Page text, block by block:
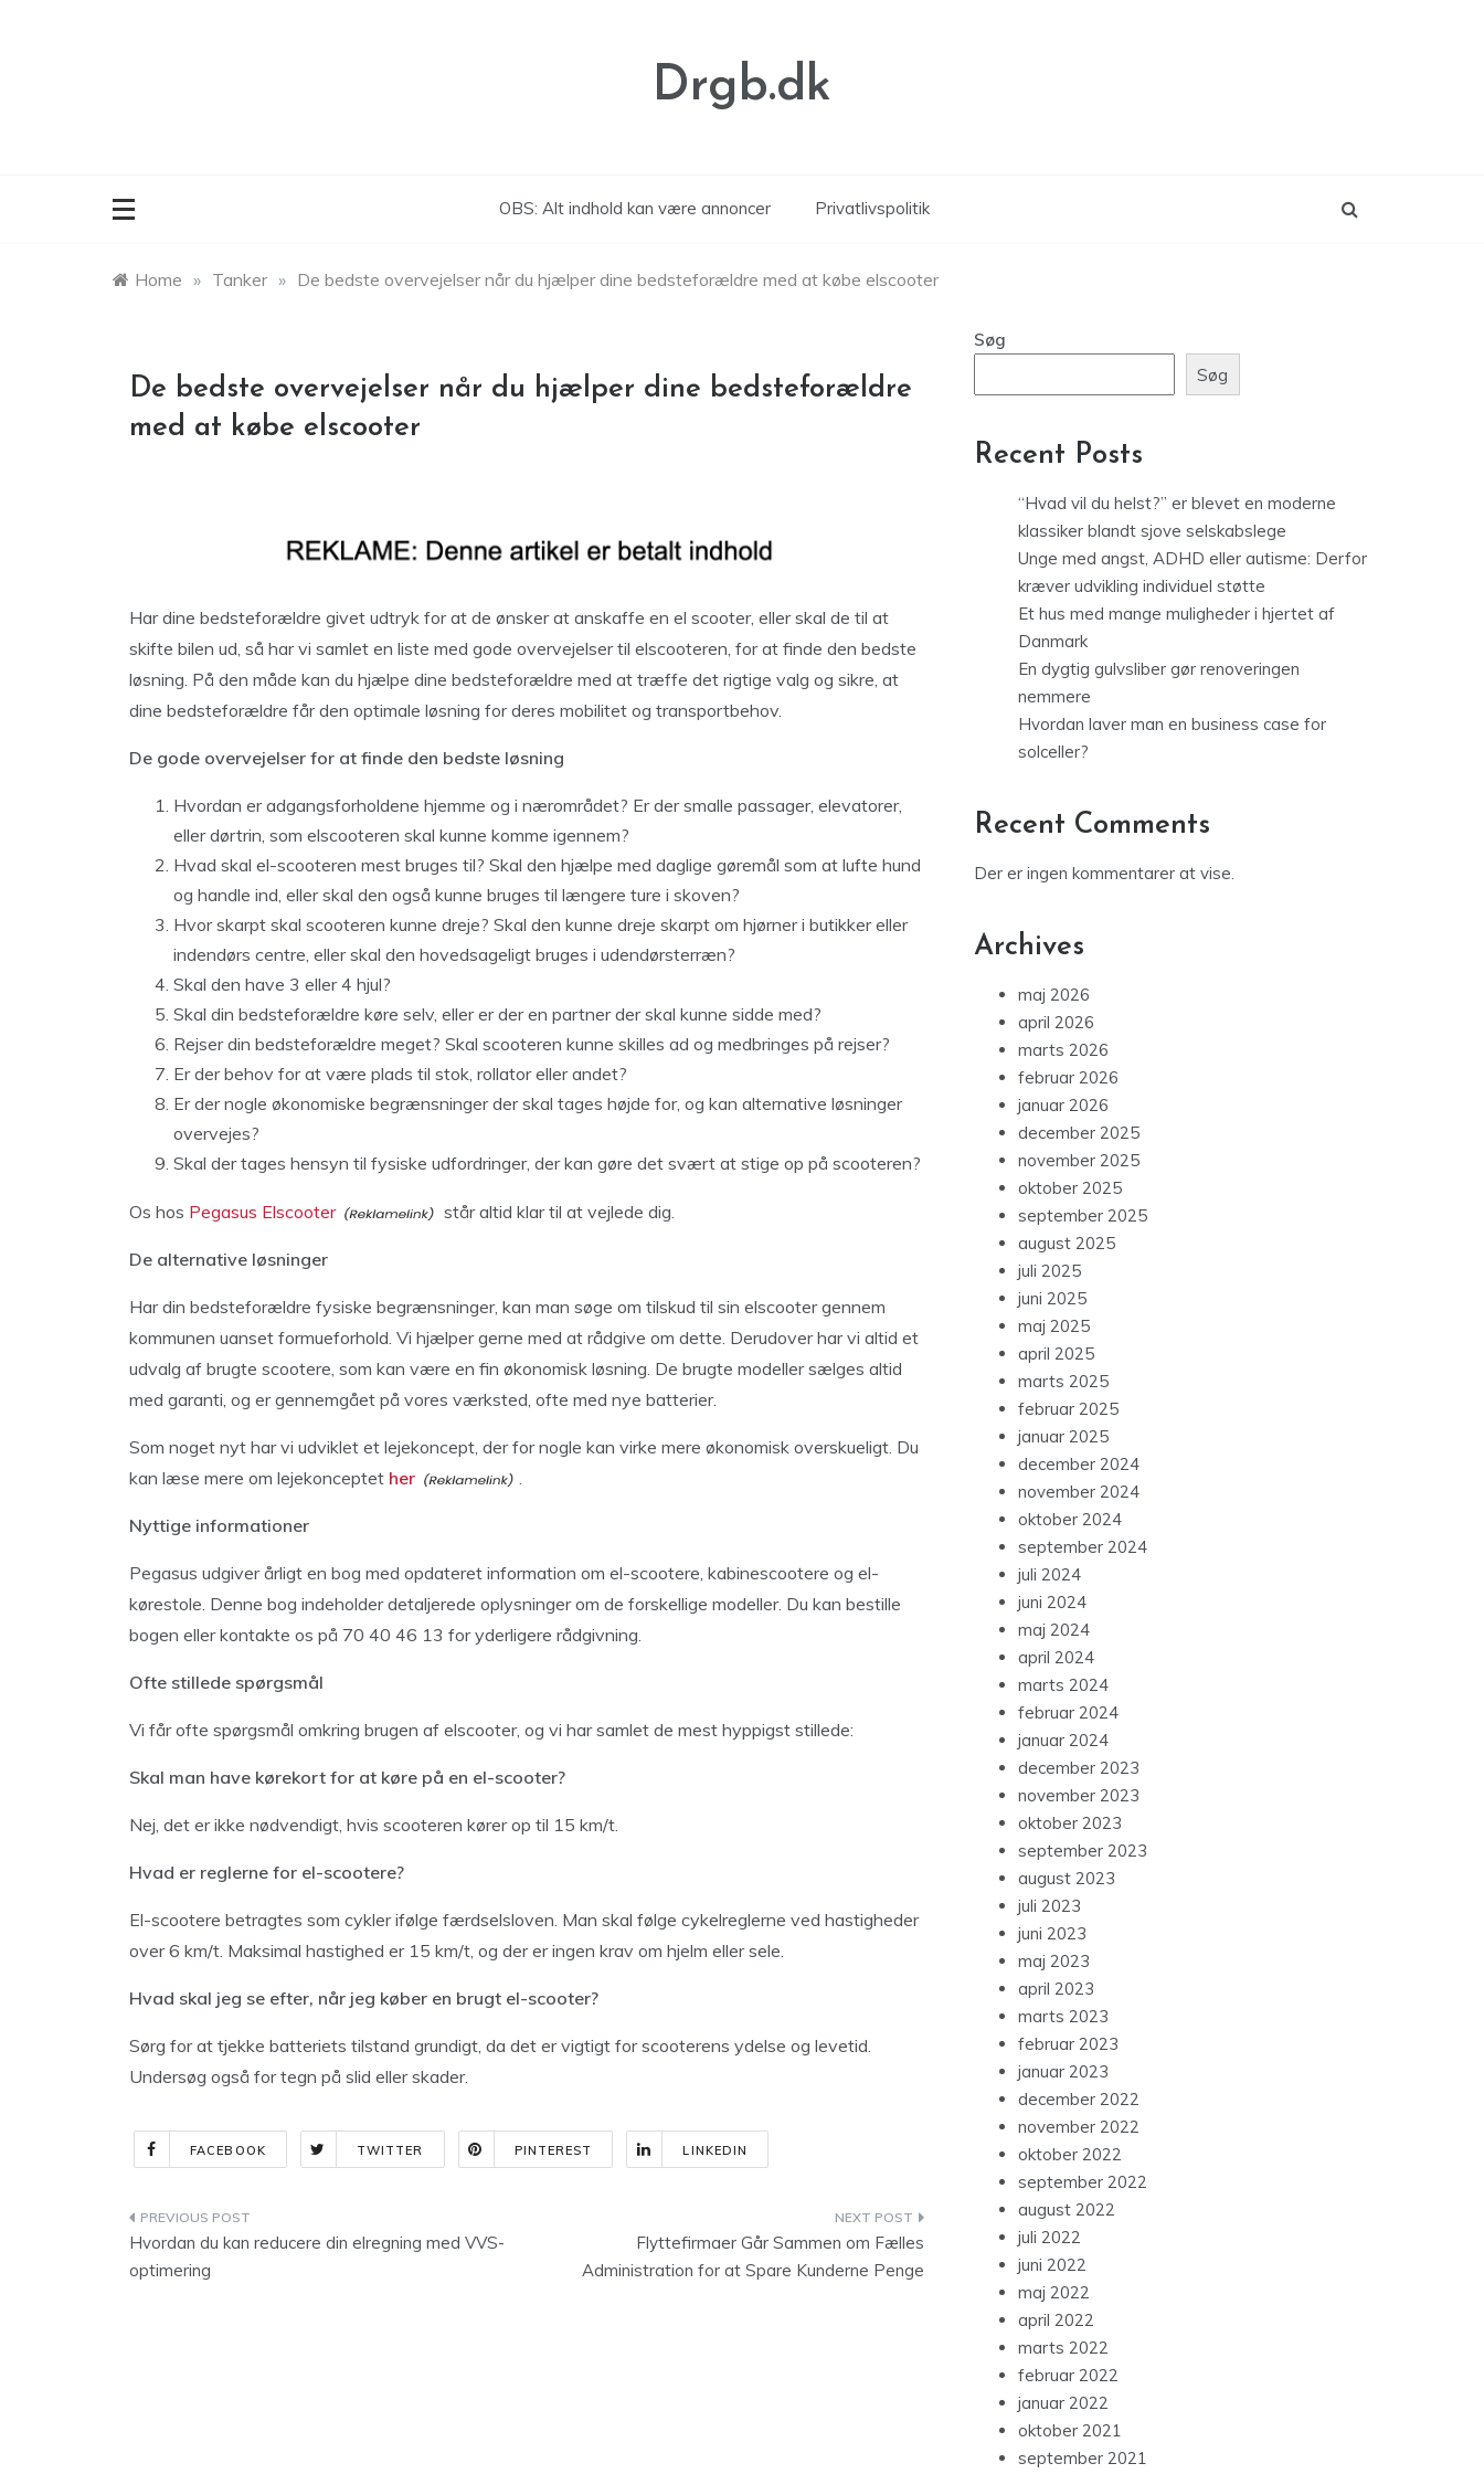
Drgb.dk
OBS: Alt indhold kan være annoncer Privatlivspolitik
Home » Tanker » De bedste overvejelser når du hjælper dine bedsteforældre med at købe elscooter
De bedste overvejelser når du hjælper dine bedsteforældre
med at købe elscooter
Har dine bedsteforældre givet udtryk for at de ønsker at anskaffe en el scooter, eller skal de til at
skifte bilen ud, så har vi samlet en liste med gode overvejelser til elscooteren, for at finde den bedste
løsning. På den måde kan du hjælpe dine bedsteforældre med at træffe det rigtige valg og sikre, at
dine bedsteforældre får den optimale løsning for deres mobilitet og transportbehov.
De gode overvejelser for at finde den bedste løsning
Hvordan er adgangsforholdene hjemme og i nærområdet? Er der smalle passager, elevatorer,
eller dørtrin, som elscooteren skal kunne komme igennem?
Hvad skal el-scooteren mest bruges til? Skal den hjælpe med daglige gøremål som at lufte hund
og handle ind, eller skal den også kunne bruges til længere ture i skoven?
Hvor skarpt skal scooteren kunne dreje? Skal den kunne dreje skarpt om hjørner i butikker eller
indendørs centre, eller skal den hovedsageligt bruges i udendørsterræn?
Skal den have 3 eller 4 hjul?
Skal din bedsteforældre køre selv, eller er der en partner der skal kunne sidde med?
Rejser din bedsteforældre meget? Skal scooteren kunne skilles ad og medbringes på rejser?
Er der behov for at være plads til stok, rollator eller andet?
Er der nogle økonomiske begrænsninger der skal tages højde for, og kan alternative løsninger
overvejes?
Skal der tages hensyn til fysiske udfordringer, der kan gøre det svært at stige op på scooteren?
Os hos Pegasus Elscooter står altid klar til at vejlede dig.
De alternative løsninger
Har din bedsteforældre fysiske begrænsninger, kan man søge om tilskud til sin elscooter gennem
kommunen uanset formueforhold. Vi hjælper gerne med at rådgive om dette. Derudover har vi altid et
udvalg af brugte scootere, som kan være en fin økonomisk løsning. De brugte modeller sælges altid
med garanti, og er gennemgået på vores værksted, ofte med nye batterier.
Som noget nyt har vi udviklet et lejekoncept, der for nogle kan virke mere økonomisk overskueligt. Du
kan læse mere om lejekonceptet her .
Nyttige informationer
Pegasus udgiver årligt en bog med opdateret information om el-scootere, kabinescootere og el-
kørestole. Denne bog indeholder detaljerede oplysninger om de forskellige modeller. Du kan bestille
bogen eller kontakte os på 70 40 46 13 for yderligere rådgivning.
Ofte stillede spørgsmål
Vi får ofte spørgsmål omkring brugen af elscooter, og vi har samlet de mest hyppigst stillede:
Skal man have kørekort for at køre på en el-scooter?
Nej, det er ikke nødvendigt, hvis scooteren kører op til 15 km/t.
Hvad er reglerne for el-scootere?
El-scootere betragtes som cykler ifølge færdselsloven. Man skal følge cykelreglerne ved hastigheder
over 6 km/t. Maksimal hastighed er 15 km/t, og der er ingen krav om hjelm eller sele.
Hvad skal jeg se efter, når jeg køber en brugt el-scooter?
Sørg for at tjekke batteriets tilstand grundigt, da det er vigtigt for scooterens ydelse og levetid.
Undersøg også for tegn på slid eller skader.
FACEBOOK TWITTER PINTEREST LINKEDIN
Indlægsnavigation
Hvordan du kan reducere din elregning med VVS-
optimering
Flyttefirmaer Går Sammen om Fælles
Administration for at Spare Kunderne Penge
Søg
Søg
Recent Posts
“Hvad vil du helst?” er blevet en moderne
klassiker blandt sjove selskabslege
Unge med angst, ADHD eller autisme: Derfor
kræver udvikling individuel støtte
Et hus med mange muligheder i hjertet af
Danmark
En dygtig gulvsliber gør renoveringen
nemmere
Hvordan laver man en business case for
solceller?
Recent Comments
Der er ingen kommentarer at vise.
Archives
maj 2026
april 2026
marts 2026
februar 2026
januar 2026
december 2025
november 2025
oktober 2025
september 2025
august 2025
juli 2025
juni 2025
maj 2025
april 2025
marts 2025
februar 2025
januar 2025
december 2024
november 2024
oktober 2024
september 2024
juli 2024
juni 2024
maj 2024
april 2024
marts 2024
februar 2024
januar 2024
december 2023
november 2023
oktober 2023
september 2023
august 2023
juli 2023
juni 2023
maj 2023
april 2023
marts 2023
februar 2023
januar 2023
december 2022
november 2022
oktober 2022
september 2022
august 2022
juli 2022
juni 2022
maj 2022
april 2022
marts 2022
februar 2022
januar 2022
oktober 2021
september 2021